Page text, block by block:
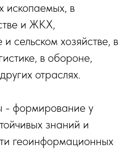
ископаемых, в
и ЖКХ,
и сельском хозяйстве, в
в обороне,
отраслях.
- формирование у
знаний и
геоинформационных